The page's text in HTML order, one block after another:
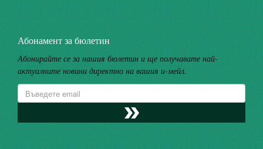
Абонамент за бюлетин
Абонирайте се за нашия бюлетин и ще получавате най-
актуалните новини директно на вашия и-мейл.